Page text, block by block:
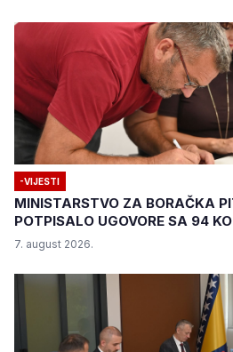
-VIJESTI
MINISTARSTVO ZA BORAČKA
POTPISALO UGOVORE SA 94
"BIZNIS PLUS"
7. august 2026.